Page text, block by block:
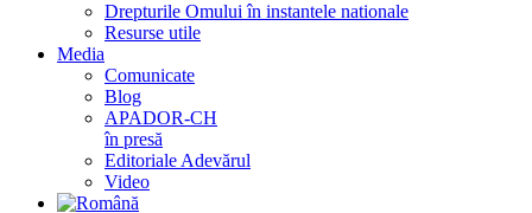
Drepturile Omului în instantele nationale
Resurse utile
Media
Comunicate
Blog
APADOR-CH
în presă
Editoriale Adevărul
Video